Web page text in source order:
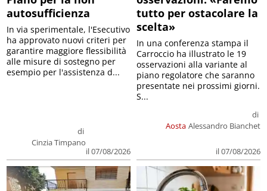
autosufficienza
di
Cinzia Timpano
il 07/08/2026
In via sperimentale, l'Esecutivo
ha approvato nuovi criteri per
garantire maggiore flessibilità
alle misure di sostegno per
esempio per l'assistenza d...
tutto per ostacolare la
scelta»
Aosta
di
Alessandro Bianchet
il 07/08/2026
In una conferenza stampa il
Carroccio ha illustrato le 19
osservazioni alla variante al
piano regolatore che saranno
presentate nei prossimi giorni.
S...